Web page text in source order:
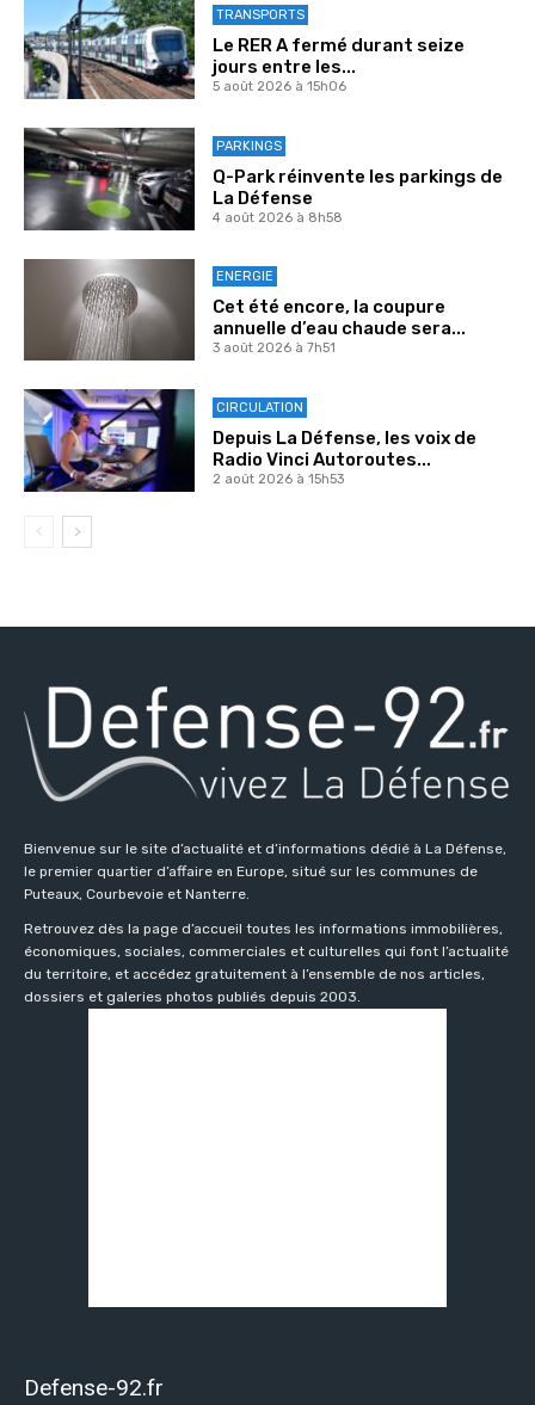
TRANSPORTS
Le RER A fermé durant seize
jours entre les...
5 août 2026 à 15h06
PARKINGS
Q-Park réinvente les parkings de
La Défense
4 août 2026 à 8h58
ENERGIE
Cet été encore, la coupure
annuelle d’eau chaude sera...
3 août 2026 à 7h51
CIRCULATION
Depuis La Défense, les voix de
Radio Vinci Autoroutes...
2 août 2026 à 15h53
Bienvenue sur le site d’actualité et d’informations dédié à La Défense,
le premier quartier d’affaire en Europe, situé sur les communes de
Puteaux, Courbevoie et Nanterre.
Retrouvez dès la page d’accueil toutes les informations immobilières,
économiques, sociales, commerciales et culturelles qui font l’actualité
du territoire, et accédez gratuitement à l’ensemble de nos articles,
dossiers et galeries photos publiés depuis 2003.
Defense-92.fr